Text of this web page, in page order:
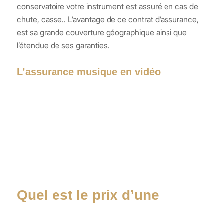
conservatoire votre instrument est assuré en cas de
chute, casse.. L’avantage de ce contrat d’assurance,
est sa grande couverture géographique ainsi que
l’étendue de ses garanties.
L’assurance musique en vidéo
Quel est le prix d’une